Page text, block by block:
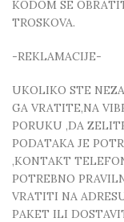
KODOM SE
TROSKOVA.
-REKLAMACIJE-
UKOLIKO STE
GA VRATITE,NA
PORUKU ,DA
PODATAKA JE
,KONTAKT
POTREBNO
VRATITI NA
PAKET ILI